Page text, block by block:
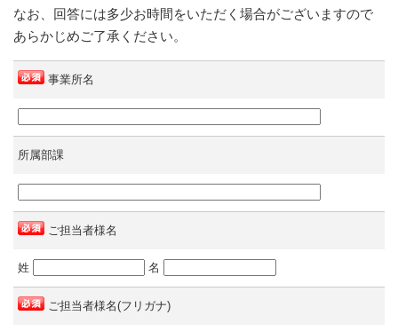
なお、回答には多少お時間をいただく場合がございますので
あらかじめご了承ください。
事業所名
所属部課
ご担当者様名
姓 名
ご担当者様名(フリガナ)